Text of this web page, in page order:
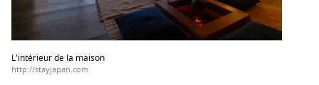
L'intérieur de la maison
http://stayjapan.com